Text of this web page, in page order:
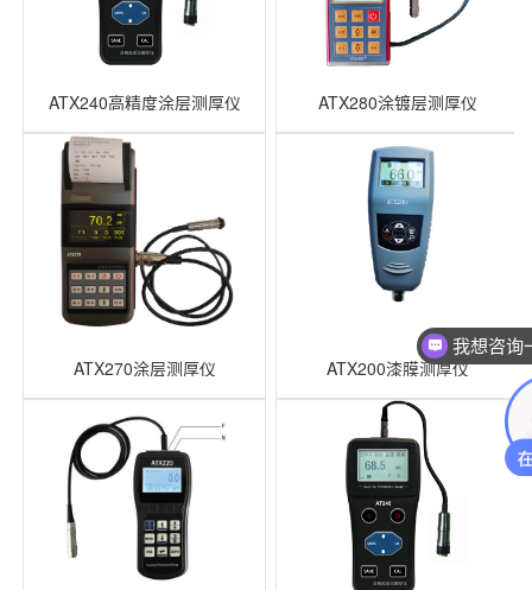
ATX240高精度涂层测厚仪 ATX280涂镀层测厚仪
ATX270涂层测厚仪 ATX200漆膜测厚仪
我想咨询